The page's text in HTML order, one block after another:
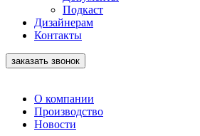
Подкаст
Дизайнерам
Контакты
заказать звонок
О компании
Производство
Новости